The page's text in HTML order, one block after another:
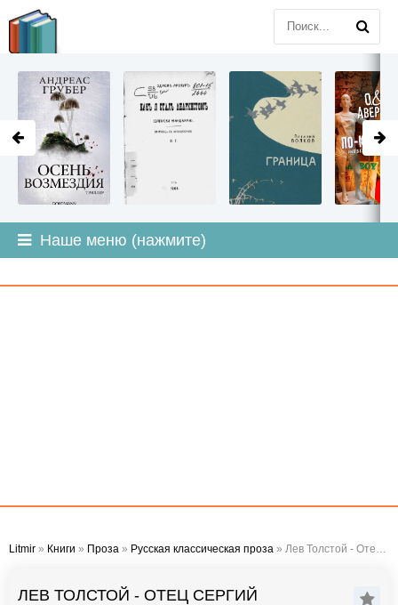
Наше меню (нажмите)
Litmir » Книги » Проза » Русская классическая проза » Лев Толстой - Отец Сергий
ЛЕВ ТОЛСТОЙ - ОТЕЦ СЕРГИЙ
LITMIR.ORG